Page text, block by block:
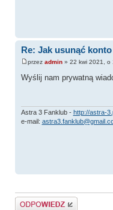
Re: Jak usunąć
przez admin» 22 kwi 2021, o
Wyślij nam prywatną
Astra 3 Fanklub - http://astra-
e-mail:
Odpowiedz